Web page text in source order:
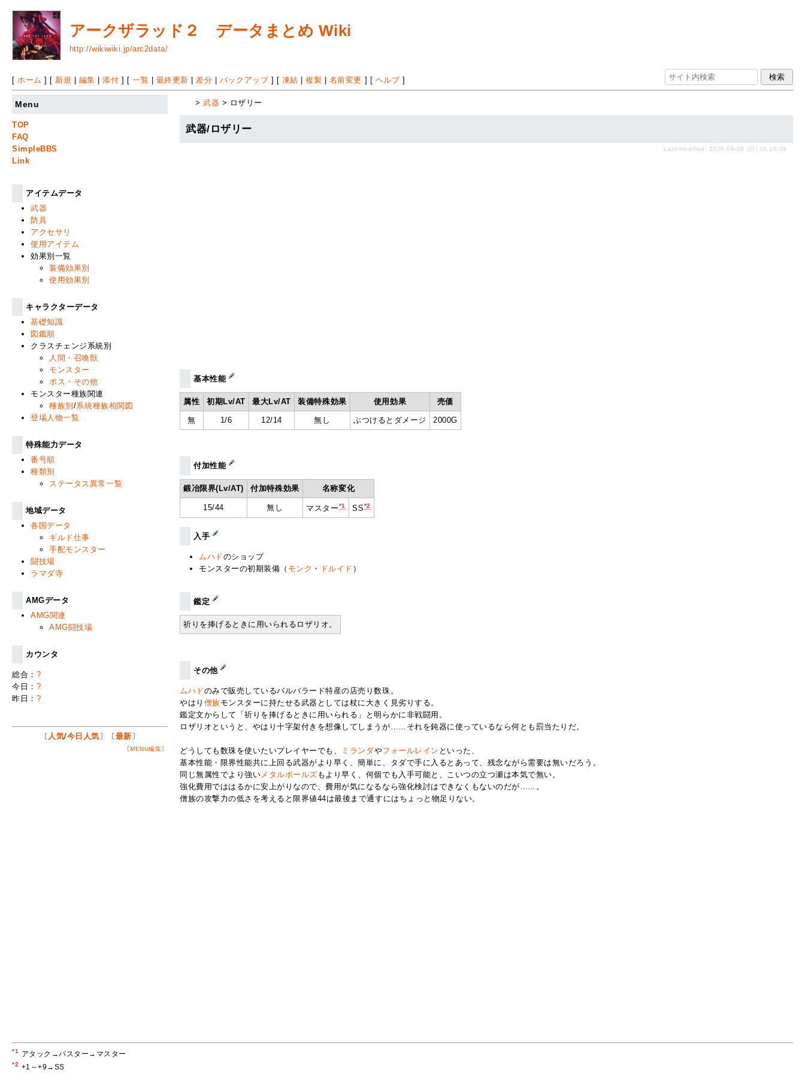
アークザラッド２ データまとめ Wiki
http://wikiwiki.jp/arc2data/
[ ホーム ] [ 新規 編集 |添付 ] [一覧 最終更新 差分 バックアップ] [ 凍結 |複製 名前変更 ] [ ヘルプ]
>武器 > ロザリー
武器/ロザリー
Last-modified: 2026-06-28 (日) 16:10:39
基本性能
属性 初期Lv/AT 最大Lv/AT 装備特殊効果 使用効果 売価
無 1/6 12/14 無し ぶつけるとダメージ 2000G
付加性能
鍛冶限界(Lv/AT) 付加特殊効果 名称変化
15/44 無し マスター*1 SS*2
入手
ムハドのショップ
モンスターの初期装備（ モンク ・ ドルイド ）
鑑定
祈りを捧げるときに用いられるロザリオ。
その他
ムハドのみで販売しているバルバラード特産の店売り数珠。
やはり 僧族モンスターに持たせる武器としては杖に大きく見劣りする。
鑑定文からして「祈りを捧げるときに用いられる」と明らかに非戦闘用。
ロザリオというと、やはり十字架付きを想像してしまうが……それを鈍器に使っているなら何とも罰当たりだ。
どうしても数珠を使いたいプレイヤーでも、 ミランダやフォールレイン といった、
基本性能・限界性能共に上回る武器がより早く、簡単に、タダで手に入るとあって、残念ながら需要は無いだろう。
同じ無属性でより強いメタルボールズ もより早く、何個でも入手可能と、こいつの立つ瀬は本気で無い。
強化費用でははるかに安上がりなので、費用が気になるなら強化検討はできなくもないのだが……。
僧族の攻撃力の低さを考えると限界値44は最後まで通すにはちょっと物足りない。
Menu
TOP
FAQ
SimpleBBS
Link
アイテムデータ
武器
防具
アクセサリ
使用アイテム
効果別一覧
装備効果別
使用効果別
キャラクターデータ
基礎知識
図鑑順
クラスチェンジ系統別
人間・召喚獣
モンスター
ボス・その他
モンスター種族関連
種族別 /系統種族相関図
登場人物一覧
特殊能力データ
番号順
種類別
ステータス異常一覧
地域データ
各国データ
ギルド仕事
手配モンスター
闘技場
ラマダ寺
AMGデータ
AMG関連
AMG闘技場
カウンタ
総合： ?
今日： ?
昨日： ?
〔 人気/今日人気 〕〔 最新 〕
〔MENU編集〕
*1 アタック→バスター→マスター
*2 +1～+9→SS